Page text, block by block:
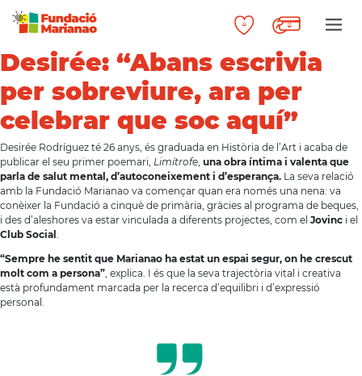
Desirée: “Abans escrivia
per sobreviure, ara per
celebrar que soc aquí”
Desirée Rodríguez té 26 anys, és graduada en Història de l’Art i acaba de
publicar el seu primer poemari, Limítrofe, una obra íntima i valenta que
parla de salut mental, d’autoconeixement i d’esperança. La seva relació
amb la Fundació Marianao va començar quan era només una nena: va
conèixer la Fundació a cinquè de primària, gràcies al programa de beques,
i des d’aleshores va estar vinculada a diferents projectes, com el Jovinc i el
Club Social .
“Sempre he sentit que Marianao ha estat un espai segur, on he crescut
molt com a persona”, explica. I és que la seva trajectòria vital i creativa
està profundament marcada per la recerca d’equilibri i d’expressió
personal.